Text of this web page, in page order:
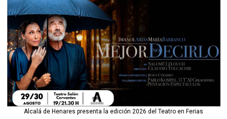
Alcalá de Henares presenta la edición 2026 del Teatro en Ferias